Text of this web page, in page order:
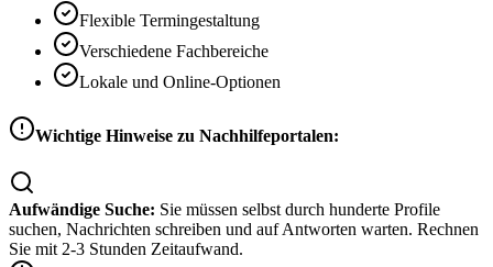
Flexible Termingestaltung
Verschiedene Fachbereiche
Lokale und Online-Optionen
Wichtige Hinweise zu Nachhilfeportalen:
Aufwändige Suche: Sie müssen selbst durch hunderte Profile
suchen, Nachrichten schreiben und auf Antworten warten. Rechnen
Sie mit 2-3 Stunden Zeitaufwand.